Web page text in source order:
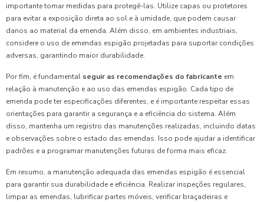
importante tomar medidas para protegê-las. Utilize capas ou protetores
para evitar a exposição direta ao sol e à umidade, que podem causar
danos ao material da emenda. Além disso, em ambientes industriais,
considere o uso de emendas espigão projetadas para suportar condições
adversas, garantindo maior durabilidade.
Por fim, é fundamental seguir as recomendações do fabricante em
relação à manutenção e ao uso das emendas espigão. Cada tipo de
emenda pode ter especificações diferentes, e é importante respeitar essas
orientações para garantir a segurança e a eficiência do sistema. Além
disso, mantenha um registro das manutenções realizadas, incluindo datas
e observações sobre o estado das emendas. Isso pode ajudar a identificar
padrões e a programar manutenções futuras de forma mais eficaz.
Em resumo, a manutenção adequada das emendas espigão é essencial
para garantir sua durabilidade e eficiência. Realizar inspeções regulares,
limpar as emendas, lubrificar partes móveis, verificar braçadeiras e